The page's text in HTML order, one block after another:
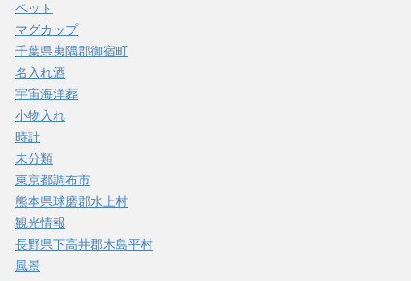
ペット
マグカップ
千葉県夷隅郡御宿町
名入れ酒
宇宙海洋葬
小物入れ
時計
未分類
東京都調布市
熊本県球磨郡水上村
観光情報
長野県下高井郡木島平村
風景